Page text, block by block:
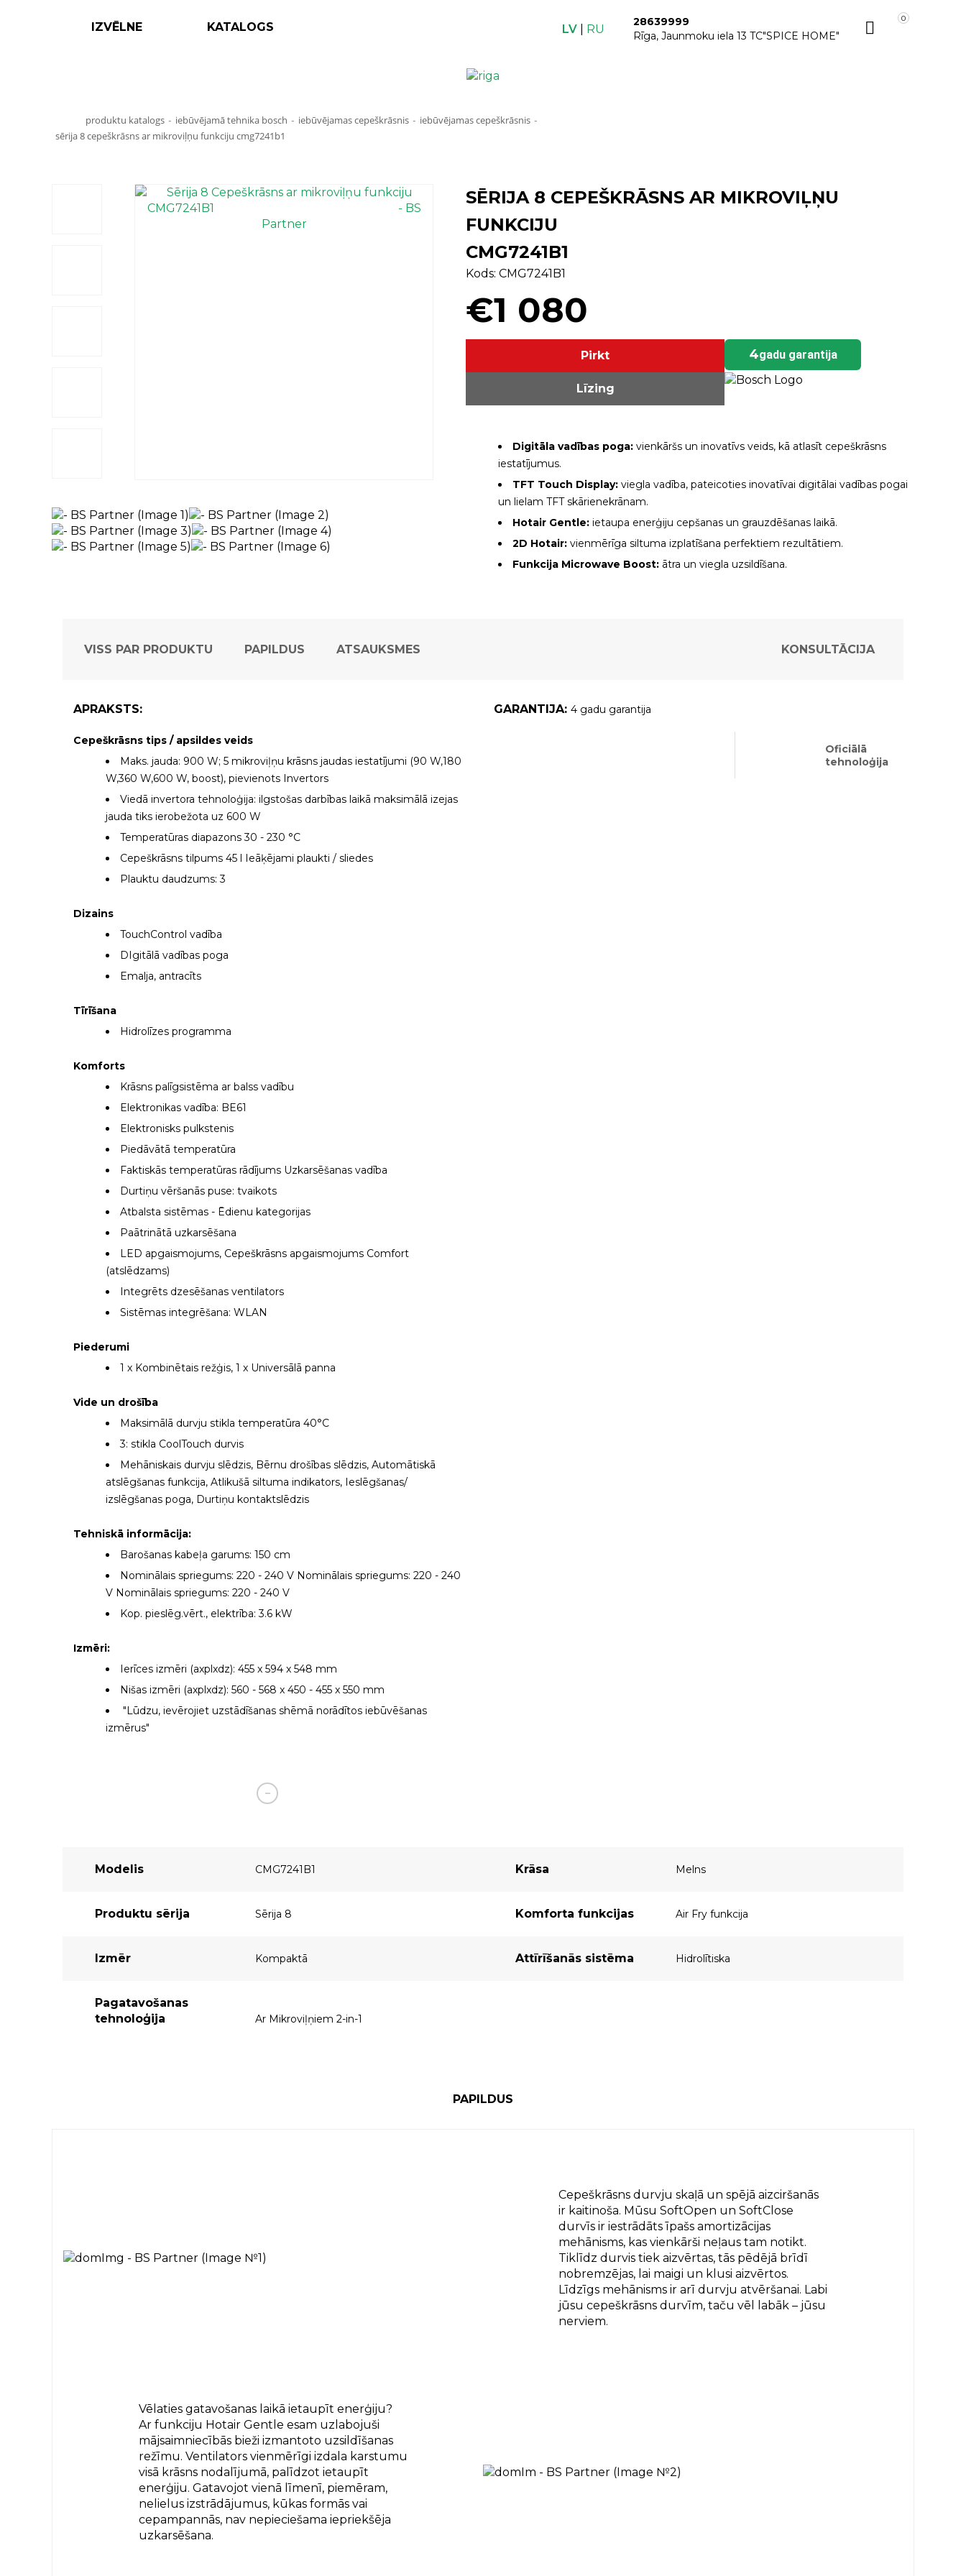
0
28639999
Rīga, Jaunmoku iela 13 TC"SPICE HOME"
LV RU
IZVĒLNE KATALOGS
produktu katalogs - iebūvējamā tehnika bosch - iebūvējamas cepeškrāsnis - iebūvējamas cepeškrāsnis -
sērija 8 cepeškrāsns ar mikroviļņu funkciju cmg7241b1⠀⠀⠀⠀⠀⠀⠀⠀⠀⠀⠀⠀⠀⠀⠀⠀⠀⠀⠀⠀⠀
SĒRIJA 8 CEPEŠKRĀSNS AR MIKROVIĻŅU
FUNKCIJU
CMG7241B1⠀⠀⠀⠀⠀⠀⠀⠀⠀⠀⠀⠀⠀⠀⠀⠀⠀⠀⠀⠀⠀
Kods: CMG7241B1
€1 080
Pirkt 4gadu garantija
Līzing
Digitāla vadības poga: vienkāršs un inovatīvs veids, kā atlasīt cepeškrāsns
iestatījumus.
TFT Touch Display: viegla vadība, pateicoties inovatīvai digitālai vadības pogai
un lielam TFT skārienekrānam.
Hotair Gentle: ietaupa enerģiju cepšanas un grauzdēšanas laikā.
2D Hotair: vienmērīga siltuma izplatīšana perfektiem rezultātiem.
Funkcija Microwave Boost: ātra un viegla uzsildīšana.
VISS PAR PRODUKTU PAPILDUS ATSAUKSMES KONSULTĀCIJA
APRAKSTS:
Cepeškrāsns tips / apsildes veids
Maks. jauda: 900 W; 5 mikroviļņu krāsns jaudas iestatījumi (90 W,180
W,360 W,600 W, boost), pievienots Invertors
Viedā invertora tehnoloģija: ilgstošas darbības laikā maksimālā izejas
jauda tiks ierobežota uz 600 W
Temperatūras diapazons 30 - 230 °C
Cepeškrāsns tilpums 45 l Ieāķējami plaukti / sliedes
Plauktu daudzums: 3
Dizains
TouchControl vadība
DIgitālā vadības poga
Emalja, antracīts
Tīrīšana
Hidrolīzes programma
Komforts
Krāsns palīgsistēma ar balss vadību
Elektronikas vadība: BE61
Elektronisks pulkstenis
Piedāvātā temperatūra
Faktiskās temperatūras rādījums Uzkarsēšanas vadība
Durtiņu vēršanās puse: tvaikots
Atbalsta sistēmas - Ēdienu kategorijas
Paātrinātā uzkarsēšana
LED apgaismojums, Cepeškrāsns apgaismojums Comfort
(atslēdzams)
Integrēts dzesēšanas ventilators
Sistēmas integrēšana: WLAN
Piederumi
1 x Kombinētais režģis, 1 x Universālā panna
Vide un drošība
Maksimālā durvju stikla temperatūra 40°C
3: stikla CoolTouch durvis
Mehāniskais durvju slēdzis, Bērnu drošības slēdzis, Automātiskā
atslēgšanas funkcija, Atlikušā siltuma indikators, Ieslēgšanas/
izslēgšanas poga, Durtiņu kontaktslēdzis
Tehniskā informācija:
Barošanas kabeļa garums: 150 cm
Nominālais spriegums: 220 - 240 V Nominālais spriegums: 220 - 240
V Nominālais spriegums: 220 - 240 V
Kop. pieslēg.vērt., elektrība: 3.6 kW
Izmēri:
Ierīces izmēri (axplxdz): 455 x 594 x 548 mm
Nišas izmēri (axplxdz): 560 - 568 x 450 - 455 x 550 mm
"Lūdzu, ievērojiet uzstādīšanas shēmā norādītos iebūvēšanas
izmērus"
GARANTIJA: 4 gadu garantija
Oficiālā
tehnoloģija
Modelis CMG7241B1 Krāsa Melns
Produktu sērija Sērija 8 Komforta funkcijas Air Fry funkcija
Izmēr Kompaktā Attīrīšanās sistēma Hidrolītiska
Pagatavošanas
tehnoloģija
Ar Mikroviļņiem 2-in-1
PAPILDUS
Cepeškrāsns durvju skaļā un spējā aizciršanās
ir kaitinoša. Mūsu SoftOpen un SoftClose
durvīs ir iestrādāts īpašs amortizācijas
mehānisms, kas vienkārši neļaus tam notikt.
Tiklīdz durvis tiek aizvērtas, tās pēdējā brīdī
nobremzējas, lai maigi un klusi aizvērtos.
Līdzīgs mehānisms ir arī durvju atvēršanai. Labi
jūsu cepeškrāsns durvīm, taču vēl labāk – jūsu
nerviem.
Vēlaties gatavošanas laikā ietaupīt enerģiju?
Ar funkciju Hotair Gentle esam uzlabojuši
mājsaimniecībās bieži izmantoto uzsildīšanas
režīmu. Ventilators vienmērīgi izdala karstumu
visā krāsns nodalījumā, palīdzot ietaupīt
enerģiju. Gatavojot vienā līmenī, piemēram,
nelielus izstrādājumus, kūkas formās vai
cepampannās, nav nepieciešama iepriekšēja
uzkarsēšana.